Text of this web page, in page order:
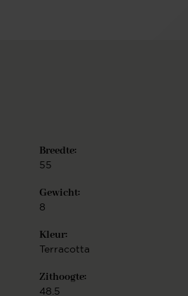
Breedte:
55
Gewicht:
8
Kleur:
Terracotta
Zithoogte:
48.5